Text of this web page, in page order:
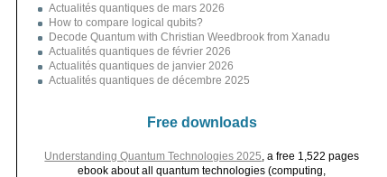
Actualités quantiques de mars 2026
How to compare logical qubits?
Decode Quantum with Christian Weedbrook from Xanadu
Actualités quantiques de février 2026
Actualités quantiques de janvier 2026
Actualités quantiques de décembre 2025
Free downloads
Understanding Quantum Technologies 2025 , a free 1,522 pages
ebook about all quantum technologies (computing,